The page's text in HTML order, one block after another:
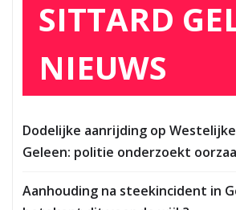
SITTARD
NIEUWS
Dodelijke aanrijding op
Geleen: politie onderzoekt
Aanhouding na steekincident in